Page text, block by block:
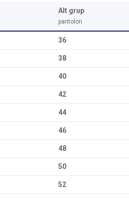
Alt grup
pantolon
36
38
40
42
44
46
48
50
52